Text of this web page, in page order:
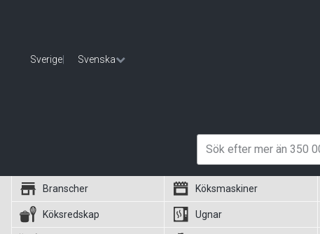
Sverige Svenska
Branscher Köksmaskiner
Köksredskap Ugnar